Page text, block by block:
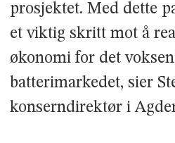
prosjektet. Med dette
et viktig skritt mot å
økonomi for det
batterimarkedet, sier
konserndirektør i